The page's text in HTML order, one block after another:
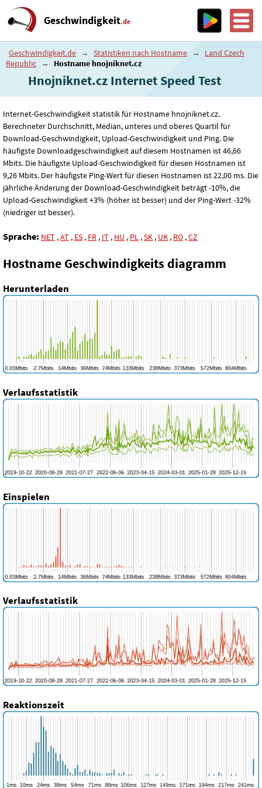
Geschwindigkeit.de
Geschwindigkeit.de → Statistiken nach Hostname →
Land Czech
Republic → Hostname hnojniknet.cz
Hnojniknet.cz Internet Speed ​​Test
Internet-Geschwindigkeit statistik für Hostname hnojniknet.cz.
Berechneter Durchschnitt, Median, unteres und oberes Quartil für
Download-Geschwindigkeit, Upload-Geschwindigkeit und Ping. Die
häufigste Downloadgeschwindigkeit auf diesem Hostnamen ist 46,66
Mbits. Die häufigste Upload-Geschwindigkeit für diesen Hostnamen ist
9,26 Mbits. Der häufigste Ping-Wert für diesen Hostnamen ist 22,00 ms. Die
jährliche Änderung der Download-Geschwindigkeit beträgt -10%, die
Upload-Geschwindigkeit +3% (höher ist besser) und der Ping-Wert -32%
(niedriger ist besser).
Sprache: NET ,AT , ES , FR , IT , HU , PL ,SK , UK , RO ,CZ
Hostname Geschwindigkeits diagramm
Herunterladen
Verlaufsstatistik
Einspielen
Verlaufsstatistik
Reaktionszeit